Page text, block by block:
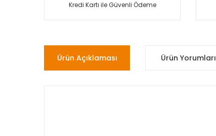
Kredi Kartı ile Güvenli Ödeme
Ürün Açıklaması Ürün Yorumları